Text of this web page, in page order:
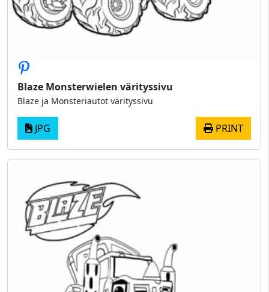
Blaze Monsterwielen värityssivu
Blaze ja Monsteriautot värityssivu
JPG PRINT